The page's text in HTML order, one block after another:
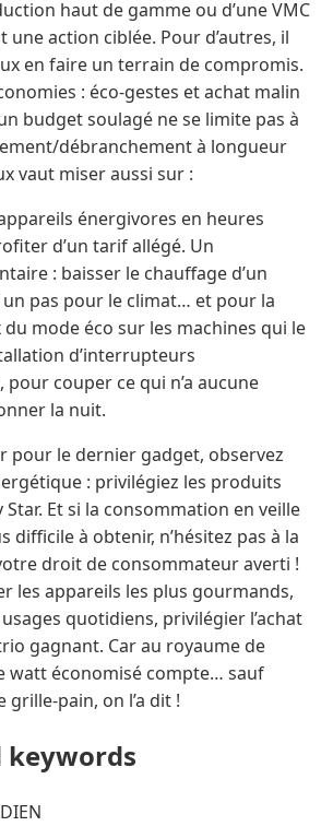
haut de gamme ou d’une VMC
une action ciblée. Pour d’autres, il
en faire un terrain de compromis.
: éco-gestes et achat malin
budget soulagé ne se limite pas à
débranchement à longueur
vaut miser aussi sur :
énergivores en heures
d’un tarif allégé. Un
: baisser le chauffage d’un
un pas pour le climat… et pour la
mode éco sur les machines qui le
d’interrupteurs
couper ce qui n’a aucune
la nuit.
pour le dernier gadget, observez
: privilégiez les produits
Star. Et si la consommation en veille
difficile à obtenir, n’hésitez pas à la
droit de consommateur averti !
les appareils les plus gourmands,
quotidiens, privilégier l’achat
gagnant. Car au royaume de
watt économisé compte… sauf
pain, on l’a dit !
keywords